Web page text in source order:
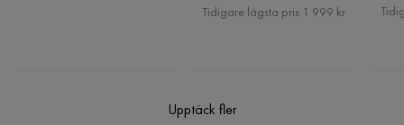
Pris
Tidigare lägsta pris 1 999 kr
Upptäck fler